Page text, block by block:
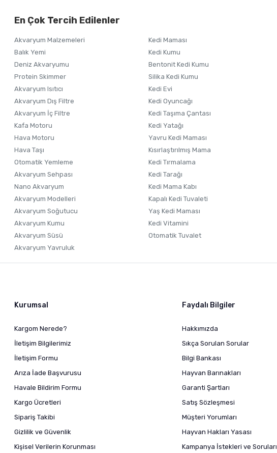
Ürün açıklamasında eksik bilgiler bulunuyor.
Ürün fiyatı diğer sitelerden daha pahalı.
Bu ürüne benzer farklı alternatifler olmalı.
En Çok Tercih Edilenler
Akvaryum Malzemeleri
Balık Yemi
Deniz Akvaryumu
Protein Skimmer
Akvaryum Isıtıcı
Akvaryum Dış Filtre
Akvaryum İç Filtre
Kafa Motoru
Hava Motoru
Hava Taşı
Otomatik Yemleme
Akvaryum Sehpası
Nano Akvaryum
Akvaryum Modelleri
Akvaryum Soğutucu
Akvaryum Kumu
Akvaryum Süsü
Akvaryum Yavruluk
Kedi Maması
Kedi Kumu
Bentonit Kedi Kumu
Silika Kedi Kumu
Kedi Evi
Kedi Oyuncağı
Kedi Taşıma Çantası
Kedi Yatağı
Yavru Kedi Maması
Kısırlaştırılmış Mama
Kedi Tırmalama
Kedi Tarağı
Kedi Mama Kabı
Kapalı Kedi Tuvaleti
Yaş Kedi Maması
Kedi Vitamini
Otomatik Tuvalet
Kurumsal
Kargom Nerede?
İletişim Bilgilerimiz
İletişim Formu
Arıza İade Başvurusu
Havale Bildirim Formu
Kargo Ücretleri
Sipariş Takibi
Gizlilik ve Güvenlik
Kişisel Verilerin Korunması
Faydalı Bilgiler
Hakkımızda
Sıkça Sorulan Sorular
Bilgi Bankası
Hayvan Barınakları
Garanti Şartları
Satış Sözleşmesi
Müşteri Yorumları
Hayvan Hakları Yasası
Kampanya İstekleri ve Soruları